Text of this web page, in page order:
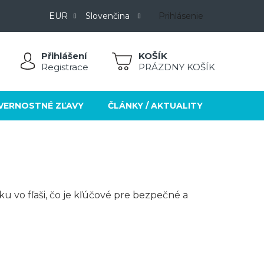
EUR Slovenčina Prihlásenie
Přihlášení
Registrace
NÁKUPNÝPRÁZDNY KOŠÍK
ZĽAVY ČLÁNKY / AKTUALITY
vo fľaši, čo je kľúčové pre bezpečné a